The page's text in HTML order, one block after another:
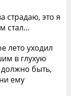
страдаю, это я
стал…
лето уходил
в глухую
быть,
ему